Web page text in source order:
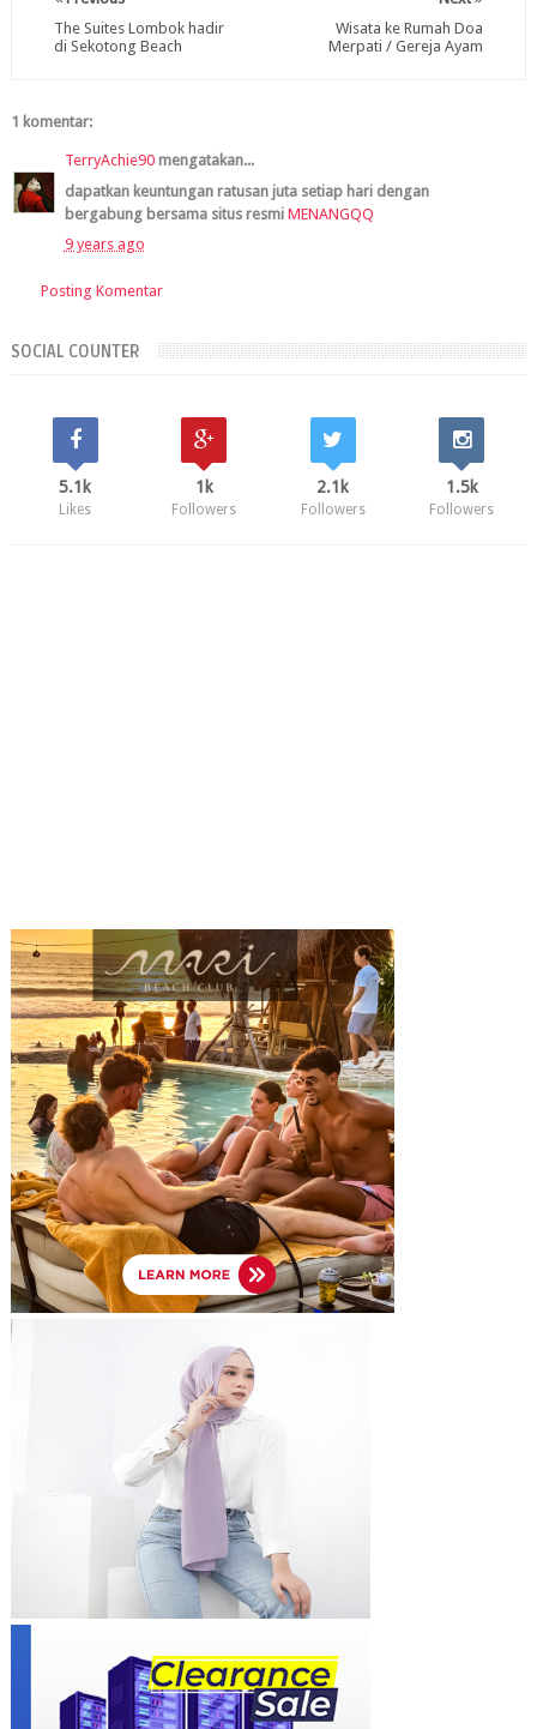
Wisata ke Rumah Doa
Merpati / Gereja Ayam
The Suites Lombok hadir
di Sekotong Beach
1 komentar:
TerryAchie90mengatakan...
dapatkan keuntungan ratusan juta setiap hari dengan
bergabung bersama situs resmi MENANGQQ
9 years ago
Posting Komentar
SOCIAL COUNTER
5.1k
Likes
1k
Followers
2.1k
Followers
1.5k
Followers